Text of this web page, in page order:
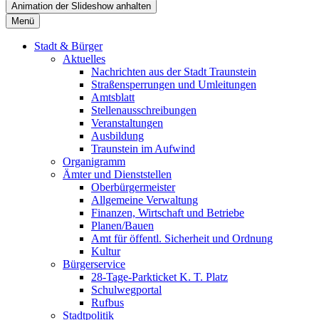
Animation der Slideshow anhalten
Menü
Stadt & Bürger
Aktuelles
Nachrichten aus der Stadt Traunstein
Straßensperrungen und Umleitungen
Amtsblatt
Stellenausschreibungen
Veranstaltungen
Ausbildung
Traunstein im Aufwind
Organigramm
Ämter und Dienststellen
Oberbürgermeister
Allgemeine Verwaltung
Finanzen, Wirtschaft und Betriebe
Planen/Bauen
Amt für öffentl. Sicherheit und Ordnung
Kultur
Bürgerservice
28-Tage-Parkticket K. T. Platz
Schulwegportal
Rufbus
Stadtpolitik